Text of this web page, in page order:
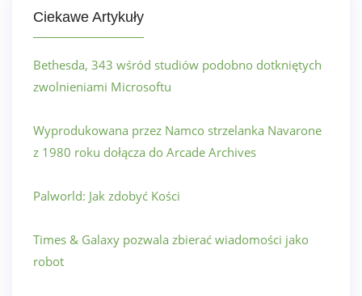
Ciekawe Artykuły
Bethesda, 343 wśród studiów podobno dotkniętych
zwolnieniami Microsoftu
Wyprodukowana przez Namco strzelanka Navarone
z 1980 roku dołącza do Arcade Archives
Palworld: Jak zdobyć Kości
Times & Galaxy pozwala zbierać wiadomości jako
robot